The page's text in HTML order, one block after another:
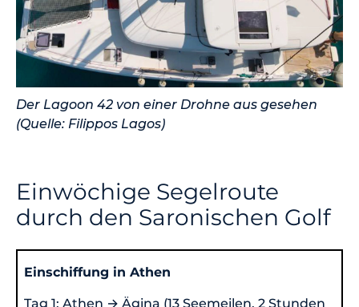
Der Lagoon 42 von einer Drohne aus gesehen
(Quelle: Filippos Lagos)
Einwöchige Segelroute
durch den Saronischen Golf
Einschiffung in Athen
Tag 1: Athen → Ägina (13 Seemeilen, 2 Stunden